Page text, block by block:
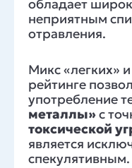
обладает
неприятным
отравления.
Микс «легких»
рейтинге
употребление
металлы»с
токсической
является
спекулятивным.